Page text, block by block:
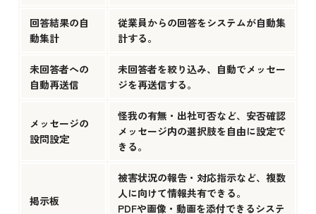
回答結果の自
動集計
従業員からの回答をシステムが自動集
計する。
未回答者への
自動再送信
未回答者を絞り込み、自動でメッセー
ジを再送信する。
メッセージの
設問設定
怪我の有無・出社可否など、安否確認
メッセージ内の選択肢を自由に設定で
きる。
掲示板
被害状況の報告・対応指示など、複数
人に向けて情報共有できる。
PDFや画像・動画を添付できるシステ